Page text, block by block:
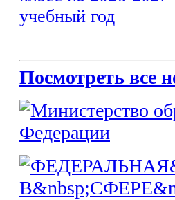
Посмотреть все